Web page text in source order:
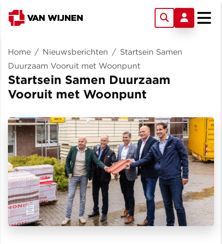
Home / Nieuwsberichten / Startsein Samen
Duurzaam Vooruit met Woonpunt
Startsein Samen Duurzaam
Vooruit met Woonpunt